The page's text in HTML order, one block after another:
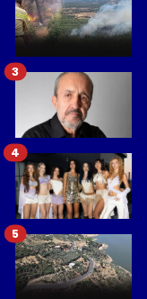
3
4
5